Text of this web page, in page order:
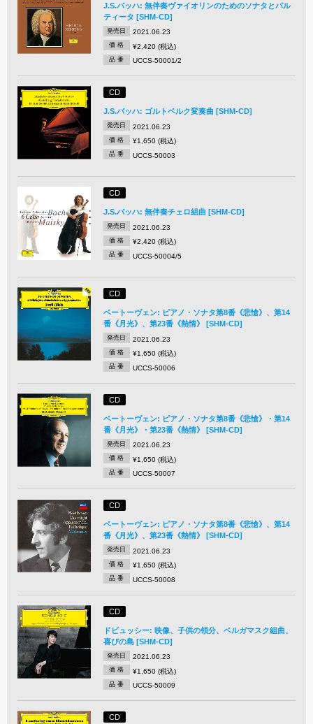
J.S.バッハ: 無伴奏ヴァイオリンのためのソナタとパル
ティータ [SHM-CD]
発売日 2021.06.23
価 格 ¥2,420 (税込)
品 番 UCCS-50001/2
CD
J.S.バッハ: ゴルトベルク変奏曲 [SHM-CD]
発売日 2021.06.23
価 格 ¥1,650 (税込)
品 番 UCCS-50003
CD
J.S.バッハ: 無伴奏チェロ組曲 [SHM-CD]
発売日 2021.06.23
価 格 ¥2,420 (税込)
品 番 UCCS-50004/5
CD
ベートーヴェン: ピアノ・ソナタ第8番《悲愴》、第14
番《月光》、第23番《熱情》 [SHM-CD]
発売日 2021.06.23
価 格 ¥1,650 (税込)
品 番 UCCS-50006
CD
ベートーヴェン: ピアノ・ソナタ第8番《悲愴》・第14
番《月光》・第23番《熱情》 [SHM-CD]
発売日 2021.06.23
価 格 ¥1,650 (税込)
品 番 UCCS-50007
CD
ベートーヴェン: ピアノ・ソナタ第8番《悲愴》、第14
番《月光》、第23番《熱情》 [SHM-CD]
発売日 2021.06.23
価 格 ¥1,650 (税込)
品 番 UCCS-50008
CD
ドビュッシー: 映像、子供の領分、ベルガマスク組曲、
喜びの島 [SHM-CD]
発売日 2021.06.23
価 格 ¥1,650 (税込)
品 番 UCCS-50009
CD